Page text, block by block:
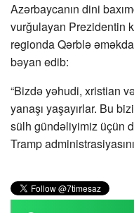
Azərbaycanın dini
vurğulayan Prezidentin
regionda Qərblə
bəyan edib:
“Bizdə yəhudi, xristian
yanaşı yaşayırlar. Bu
sülh gündəliyimiz üçün
Tramp